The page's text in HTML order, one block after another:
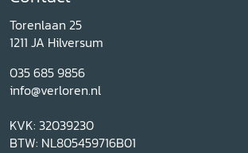
Torenlaan 25
1211 JA Hilversum
035 685 9856
info@verloren.nl
KVK: 32039230
BTW: NL805459716B01